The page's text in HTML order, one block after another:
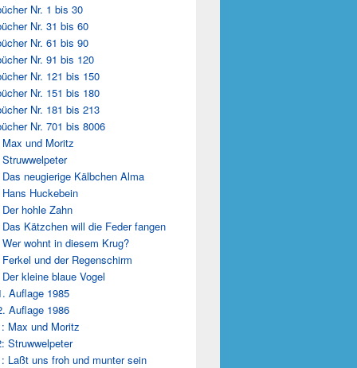
Nr. 1 bis 30
Nr. 31 bis 60
Nr. 61 bis 90
Nr. 91 bis 120
Nr. 121 bis 150
Nr. 151 bis 180
Nr. 181 bis 213
Nr. 701 bis 8006
und Moritz
neugierige Kälbchen Alma
Huckebein
hohle Zahn
Kätzchen will die Feder fangen
wohnt in diesem Krug?
und der Regenschirm
kleine blaue Vogel
Auflage 1985
Auflage 1986
Max und Moritz
Struwwelpeter
Laßt uns froh und munter sein